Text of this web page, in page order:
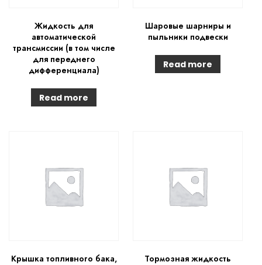
Жидкость для
автоматической
трансмиссии (в том числе
для переднего
дифференциала)
Read more
Шаровые шарниры и
пыльники подвески
Read more
Крышка топливного бака,
Тормозная жидкость